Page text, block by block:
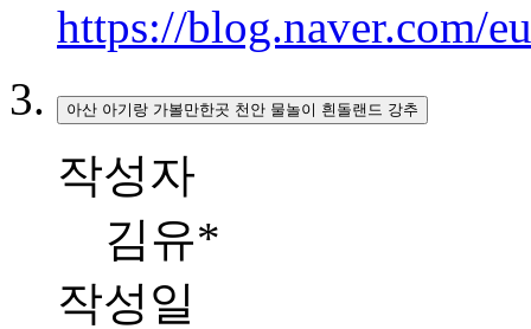
https://blog.naver.com/
아산 아기랑 가볼만한곳 천안 물놀이 흰돌랜드 강추
작성자
김유*
작성일